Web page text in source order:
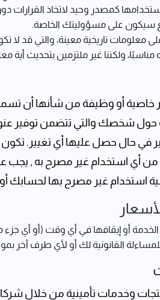
كمصدر وحيد لاتخاذ القرارات
سيكون على مسؤوليتك الخاصة.
معلومات تاريخية معينة، والتي قد
ولكننا غير ملتزمين بتحديث
أو وظيفة من شأنها أن
شخصك والتي تتضمن توفير
في حال حصل عليها أي تغيير.
أي استخدام غير مصرح به , يجب
استخدام غير مصرح بها لحسابك
أو إيقافها في أي وقت (أو أي
القانونية لك أو لأي طرف آخر
وخدمات تأمينية من خلال